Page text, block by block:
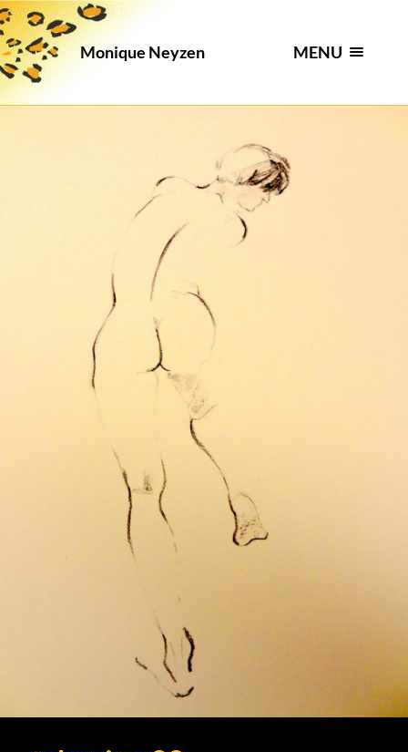
Monique Neyzen MENU